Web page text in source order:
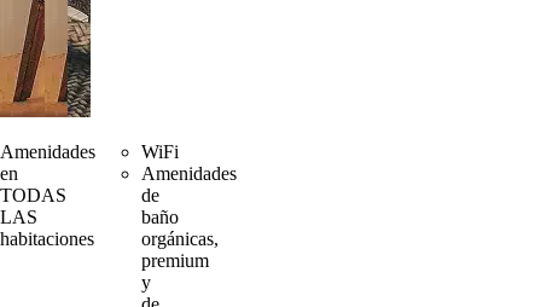
Amenidades
en
TODAS
LAS
habitaciones
WiFi
Amenidades
de
baño
orgánicas,
premium
y